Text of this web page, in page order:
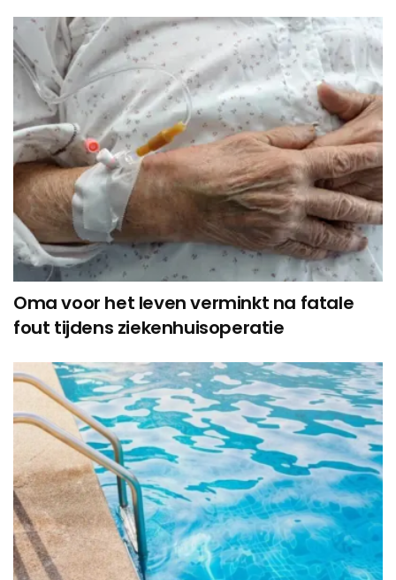
Oma voor het leven verminkt na fatale
fout tijdens ziekenhuisoperatie